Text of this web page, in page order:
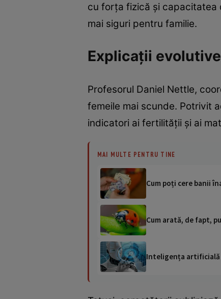
cu forța fizică și capacitatea
mai siguri pentru familie.
Explicații
Profesorul Daniel Nettle,
femeile mai scunde. Potrivit
indicatori ai fertilității și ai
MAI MULTE PENTRU TINE
Cum poți cere banii
Cum arată, de fapt,
Inteligența artificială